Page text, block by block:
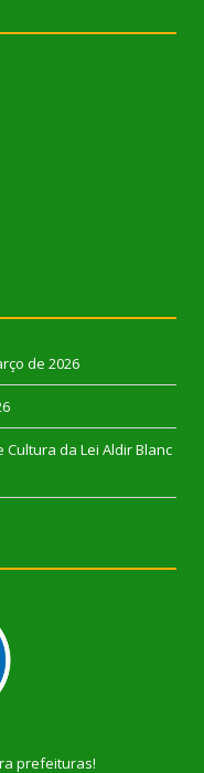
de 2026
da Lei Aldir Blanc
prefeituras!